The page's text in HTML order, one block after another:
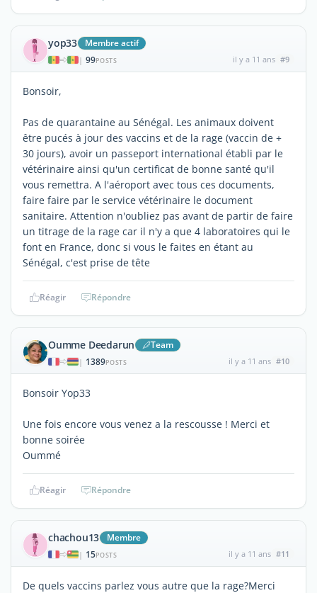
yop33 Membre actif
| 99POSTS il y a 11 ans #9
Bonsoir,
Pas de quarantaine au Sénégal. Les animaux doivent
être pucés à jour des vaccins et de la rage (vaccin de +
30 jours), avoir un passeport international établi par le
vétérinaire ainsi qu'un certificat de bonne santé qu'il
vous remettra. A l'aéroport avec tous ces documents,
faire faire par le service vétérinaire le document
sanitaire. Attention n'oubliez pas avant de partir de faire
un titrage de la rage car il n'y a que 4 laboratoires qui le
font en France, donc si vous le faites en étant au
Sénégal, c'est prise de tête
Réagir Répondre
Oumme Deedarun Team
| 1389POSTS il y a 11 ans #10
Bonsoir Yop33
Une fois encore vous venez a la rescousse ! Merci et
bonne soirée
Oummé
Réagir Répondre
chachou13 Membre
| 15POSTS il y a 11 ans #11
De quels vaccins parlez vous autre que la rage?Merci